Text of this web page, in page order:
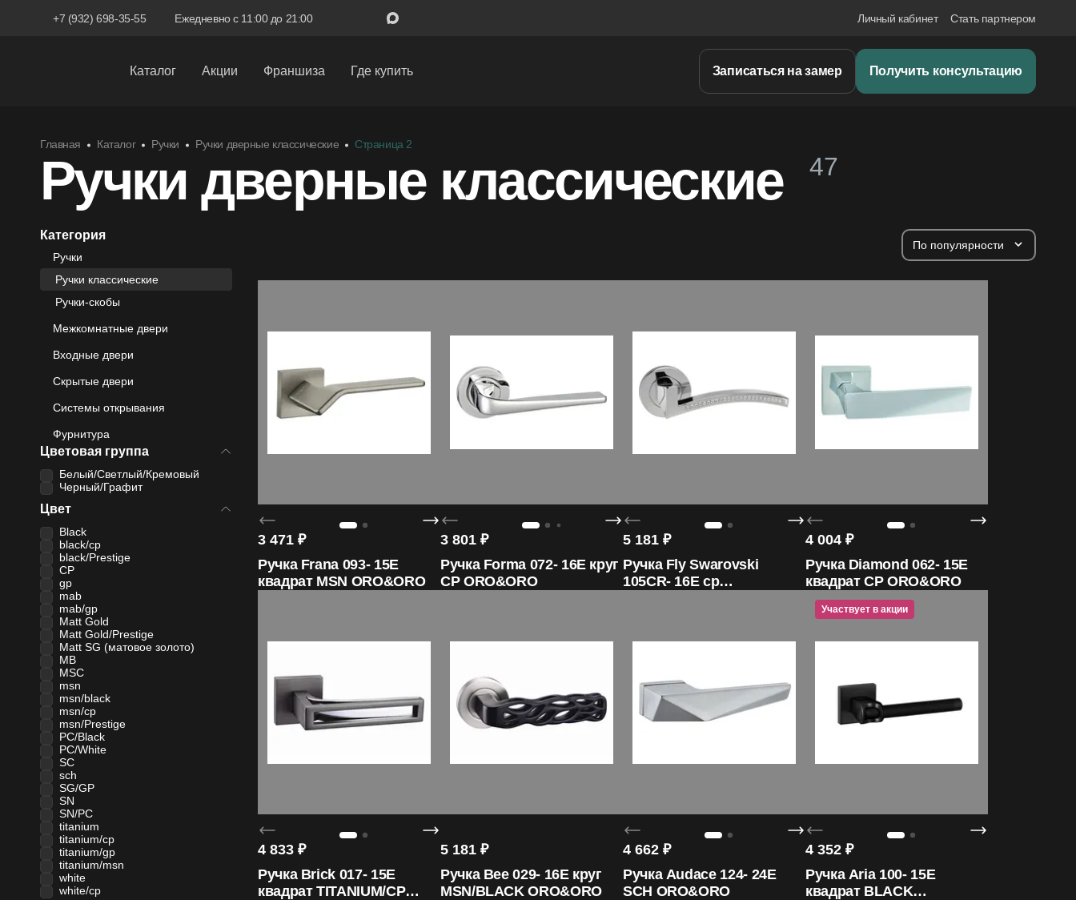
+7 (932) 698-35-55 Ежедневно с 11:00 до 21:00 Личный кабинет Стать партнером
Каталог Акции Франшиза Где купить Записаться на замер Получить консультацию
Входные двери
Скрытые двери
Ручки
Фурнитура
Скрытые двери
Ручки
Средняя оценка на Яндекс Картах
20+
Главная Каталог Ручки Ручки дверные классические Страница 2
Ручки дверные классические 47
Категория
Ручки
Ручки классические
Ручки-скобы
Межкомнатные двери
Входные двери
Скрытые двери
Системы открывания
Фурнитура
Цветовая группа
Белый/Светлый/Кремовый
Черный/Графит
Цвет
Black
black/cp
black/Prestige
CP
gp
mab
mab/gp
Matt Gold
Matt Gold/Prestige
Matt SG (матовое золото)
MB
MSC
msn
msn/black
msn/cp
msn/Prestige
PC/Black
PC/White
SC
sch
SG/GP
SN
SN/PC
titanium
titanium/cp
titanium/gp
titanium/msn
white
white/cp
По популярности
3 471 ₽
Ручка Frana 093- 15E
квадрат MSN ORO&ORO
3 801 ₽
Ручка Forma 072- 16E круг
CP ORO&ORO
5 181 ₽
Ручка Fly Swarovski
105CR- 16E cp
4 004 ₽
Ручка Diamond 062- 15E
квадрат CP ORO&ORO
4 833 ₽
Ручка Brick 017- 15E
квадрат TITANIUM/CP
5 181 ₽
Ручка Bee 029- 16E круг
MSN/BLACK ORO&ORO
4 662 ₽
Ручка Audace 124- 24E
SCH ORO&ORO
Участвует в акции
4 352 ₽
Ручка Aria 100- 15E
квадрат BLACK